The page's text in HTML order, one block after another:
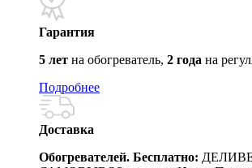
Гарантия
5 лет на обогреватель, 2 года на
Подробнее
Доставка
Обогревателей. Бесплатно: